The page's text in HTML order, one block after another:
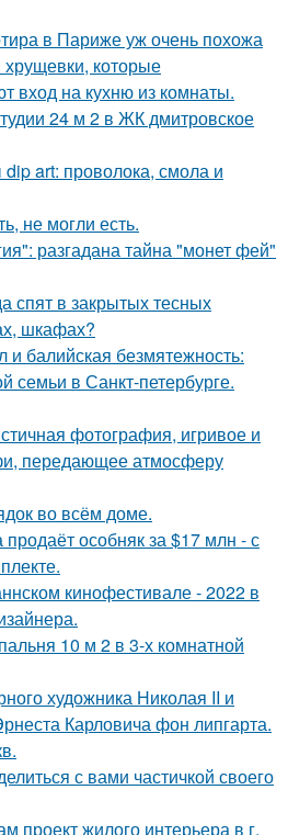
в Париже уж очень похожа
которые
вход на кухню из комнаты.
24 м 2 в ЖК дмитровское
art: проволока, смола и
не могли есть.
разгадана тайна "монет фей"
спят в закрытых тесных
шкафах?
и балийская безмятежность:
семьи в Санкт-петербурге.
фотография, игривое и
передающее атмосферу
во всём доме.
особняк за $17 млн - с
кинофестивале - 2022 в
10 м 2 в 3-х комнатной
художника Николая II и
Карловича фон липгарта.
с вами частичкой своего
проект жилого интерьера в г.